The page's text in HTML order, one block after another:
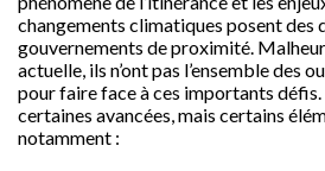
changements climatiques posent des
gouvernements de proximité.
actuelle, ils n’ont pas l’ensemble des
pour faire face à ces importants
certaines avancées, mais certains
notamment :